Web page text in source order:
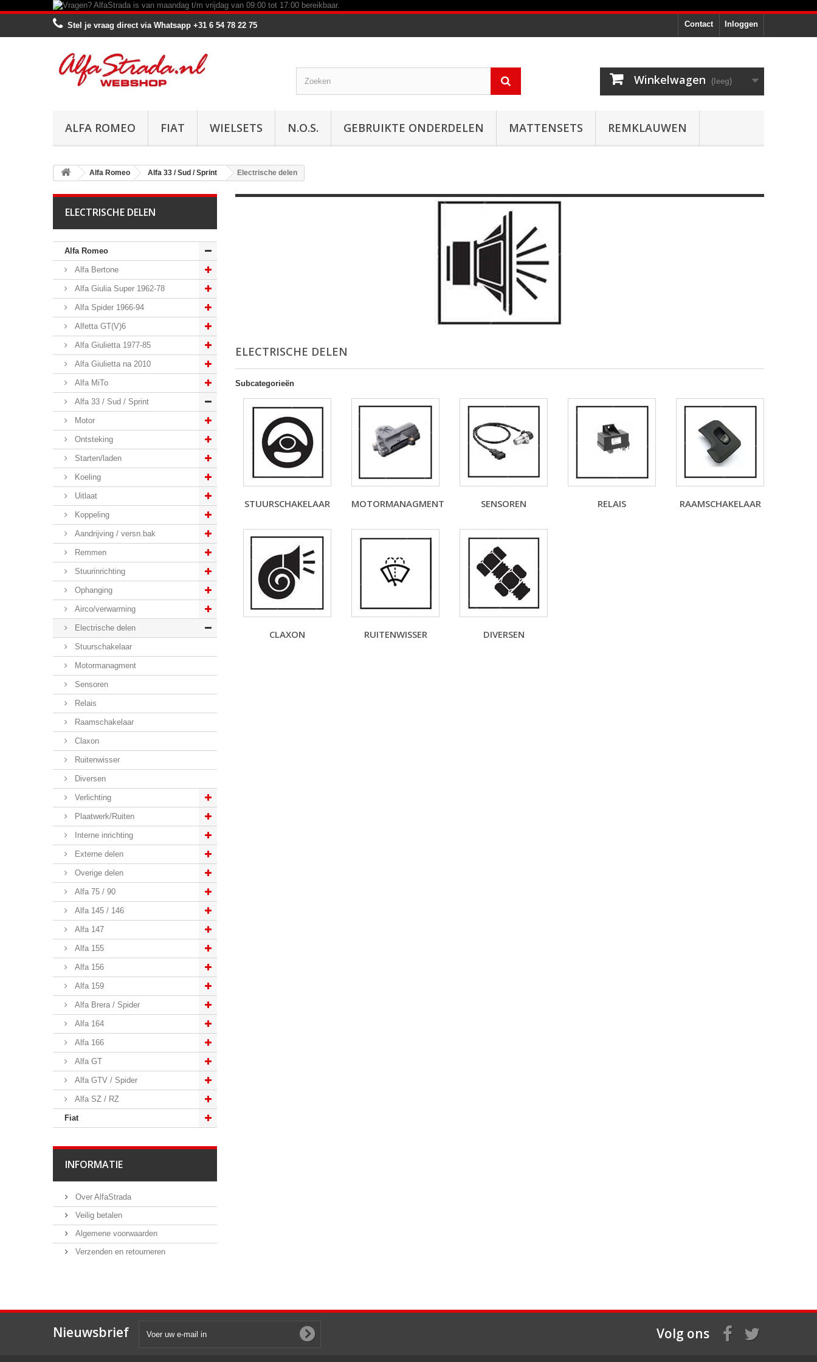
Inloggen
Contact
Stel je vraag direct via Whatsapp +31 6 54 78 22 75
Winkelwagen (leeg)
ALFA ROMEO FIAT WIELSETS N.O.S. GEBRUIKTE ONDERDELEN MATTENSETS REMKLAUWEN
Alfa Romeo Alfa 33 / Sud / Sprint Electrische delen
ELECTRISCHE DELEN
Alfa Romeo
Alfa Bertone
Alfa Giulia Super 1962-78
Alfa Spider 1966-94
Alfetta GT(V)6
Alfa Giulietta 1977-85
Alfa Giulietta na 2010
Alfa MiTo
Alfa 33 / Sud / Sprint
Motor
Ontsteking
Starten/laden
Koeling
Uitlaat
Koppeling
Aandrijving / versn.bak
Remmen
Stuurinrichting
Ophanging
Airco/verwarming
Electrische delen
Stuurschakelaar
Motormanagment
Sensoren
Relais
Raamschakelaar
Claxon
Ruitenwisser
Diversen
Verlichting
Plaatwerk/Ruiten
Interne inrichting
Externe delen
Overige delen
Alfa 75 / 90
Alfa 145 / 146
Alfa 147
Alfa 155
Alfa 156
Alfa 159
Alfa Brera / Spider
Alfa 164
Alfa 166
Alfa GT
Alfa GTV / Spider
Alfa SZ / RZ
Fiat
INFORMATIE
Over AlfaStrada
Veilig betalen
Algemene voorwaarden
Verzenden en retourneren
ELECTRISCHE DELEN
Subcategorieën
STUURSCHAKELAAR MOTORMANAGMENT SENSOREN RELAIS RAAMSCHAKELAAR
CLAXON RUITENWISSER DIVERSEN
Nieuwsbrief Volg ons